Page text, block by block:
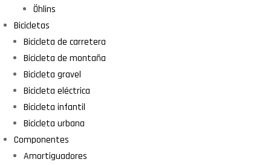
Öhlins
Bicicletas
Bicicleta de carretera
Bicicleta de montaña
Bicicleta gravel
Bicicleta eléctrica
Bicicleta infantil
Bicicleta urbana
Componentes
Amortiguadores